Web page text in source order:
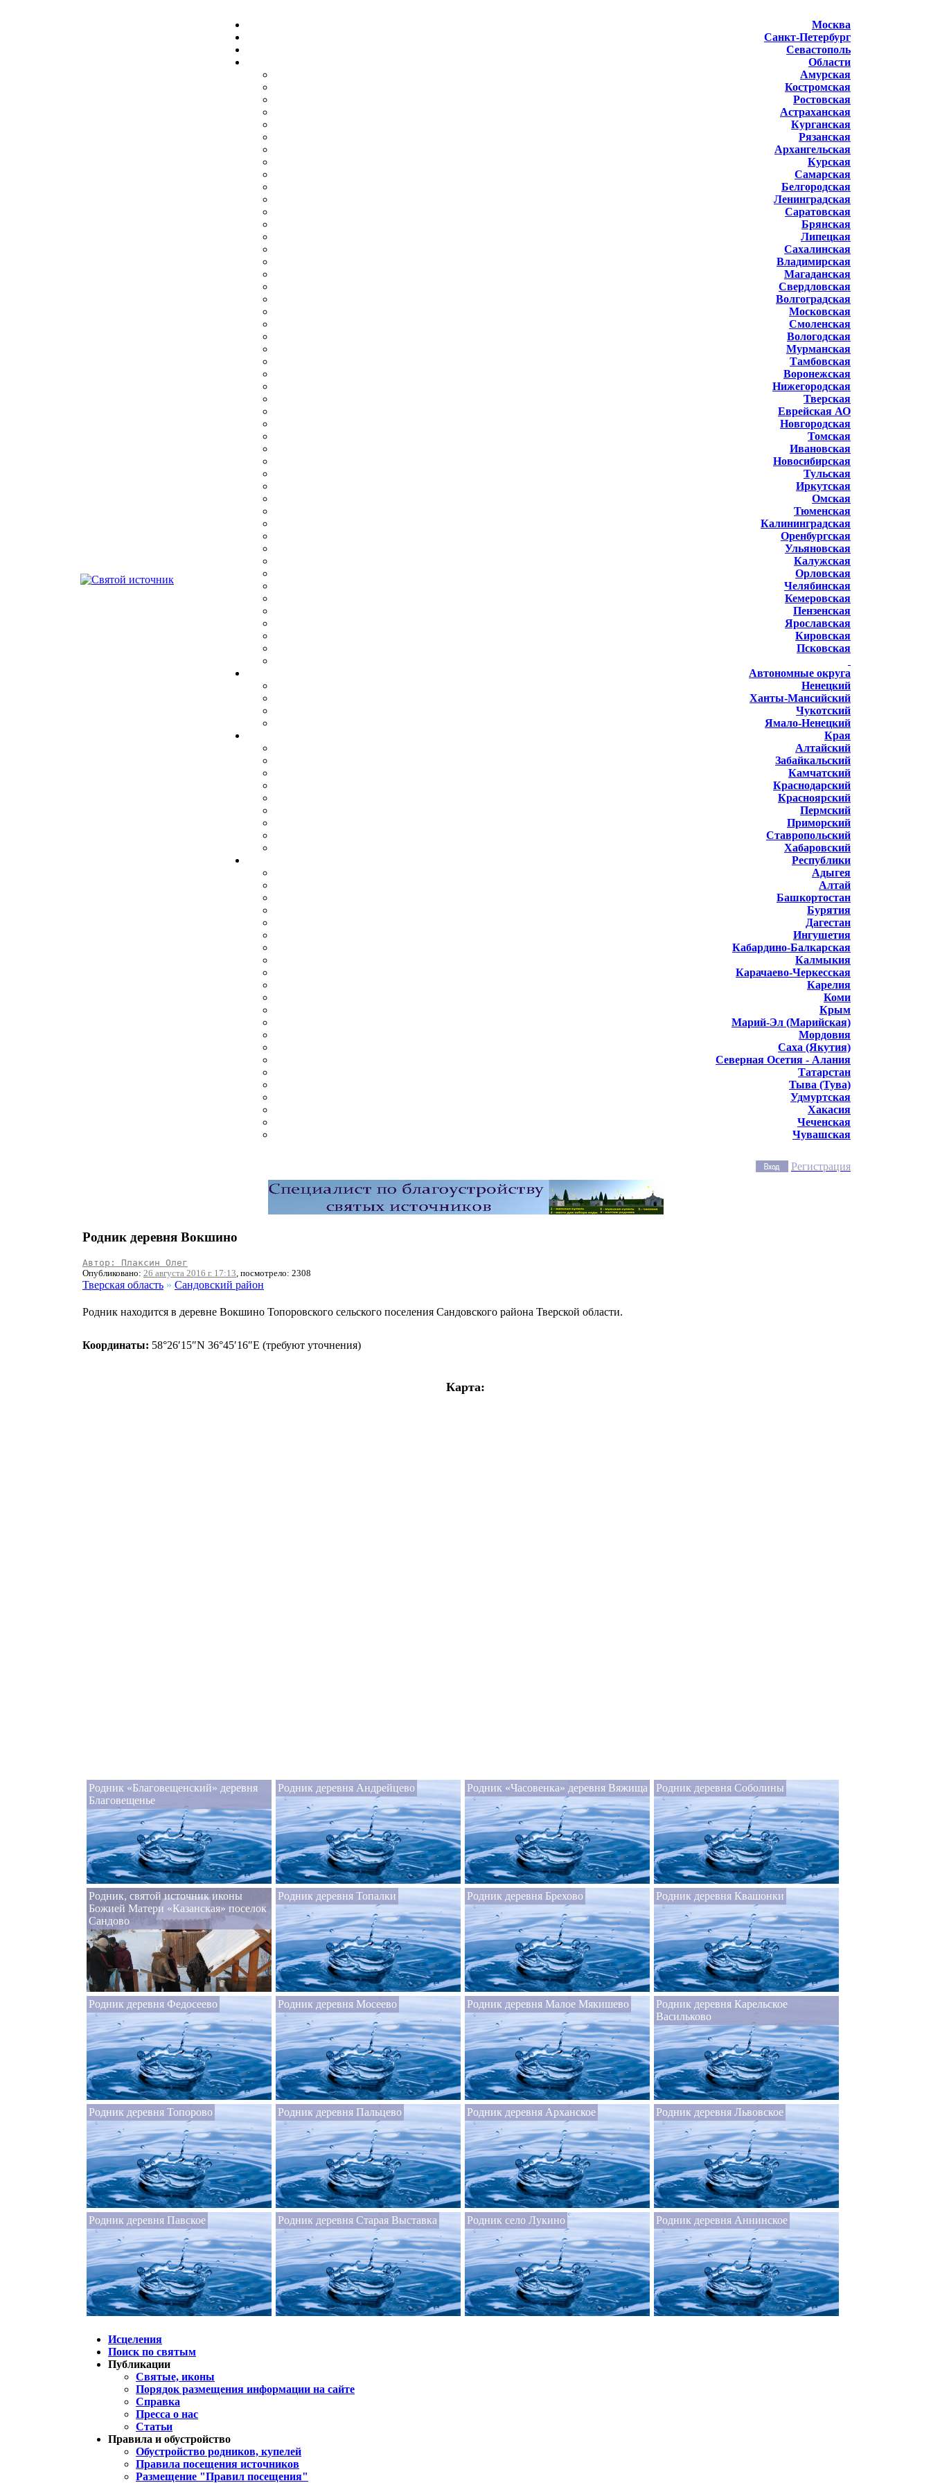
Москва
Санкт-Петербург
Севастополь
Области
Амурская
Костромская
Ростовская
Астраханская
Курганская
Рязанская
Архангельская
Курская
Самарская
Белгородская
Ленинградская
Саратовская
Брянская
Липецкая
Сахалинская
Владимирская
Магаданская
Свердловская
Волгоградская
Московская
Смоленская
Вологодская
Мурманская
Тамбовская
Воронежская
Нижегородская
Тверская
Еврейская АО
Новгородская
Томская
Ивановская
Новосибирская
Тульская
Иркутская
Омская
Тюменская
Калининградская
Оренбургская
Ульяновская
Калужская
Орловская
Челябинская
Кемеровская
Пензенская
Ярославская
Кировская
Псковская
Автономные округа
Ненецкий
Ханты-Мансийский
Чукотский
Ямало-Ненецкий
Края
Алтайский
Забайкальский
Камчатский
Краснодарский
Красноярский
Пермский
Приморский
Ставропольский
Хабаровский
Республики
Адыгея
Алтай
Башкортостан
Бурятия
Дагестан
Ингушетия
Кабардино-Балкарская
Калмыкия
Карачаево-Черкесская
Карелия
Коми
Крым
Марий-Эл (Марийская)
Мордовия
Саха (Якутия)
Северная Осетия - Алания
Татарстан
Тыва (Тува)
Удмуртская
Хакасия
Чеченская
Чувашская
Регистрация
Родник деревня Вокшино
Автор: Плаксин Олег
Опубликовано: 26 августа 2016 г. 17:13, посмотрело: 2308
Тверская область » Сандовский район
Родник находится в деревне Вокшино Топоровского сельского поселения Сандовского района Тверской области.
Координаты: 58°26′15″N 36°45′16″E (требуют уточнения)
Карта:
Родник «Благовещенский» деревня
Благовещенье
Родник деревня Андрейцево Родник «Часовенка» деревня Вяжища Родник деревня Соболины
Родник, святой источник иконы
Божией Матери «Казанская» поселок
Сандово
Родник деревня Топалки Родник деревня Брехово Родник деревня Квашонки
Родник деревня Федосеево Родник деревня Мосеево Родник деревня Малое Мякишево
Родник деревня Карельское
Васильково
Родник деревня Топорово Родник деревня Пальцево Родник деревня Арханское Родник деревня Львовское
Родник деревня Павское Родник деревня Старая Выставка Родник село Лукино Родник деревня Аннинское
Исцеления
Поиск по святым
Публикации
Святые, иконы
Порядок размещения информации на сайте
Справка
Пресса о нас
Статьи
Правила и обустройство
Обустройство родников, купелей
Правила посещения источников
Размещение "Правил посещения"